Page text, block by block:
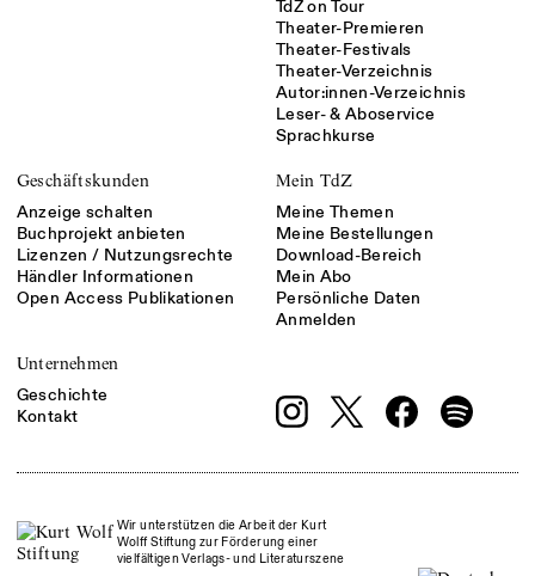
TdZ on Tour
Theater-Premieren
Theater-Festivals
Theater-Verzeichnis
Autor:innen-Verzeichnis
Leser- & Aboservice
Sprachkurse
Geschäftskunden
Anzeige schalten
Buchprojekt anbieten
Lizenzen / Nutzungsrechte
Händler Informationen
Open Access Publikationen
Mein TdZ
Meine Themen
Meine Bestellungen
Download-Bereich
Mein Abo
Persönliche Daten
Anmelden
Unternehmen
Geschichte
Kontakt
Wir unterstützen die Arbeit der Kurt
Wolff Stiftung zur Förderung einer
vielfältigen Verlags- und Literaturszene